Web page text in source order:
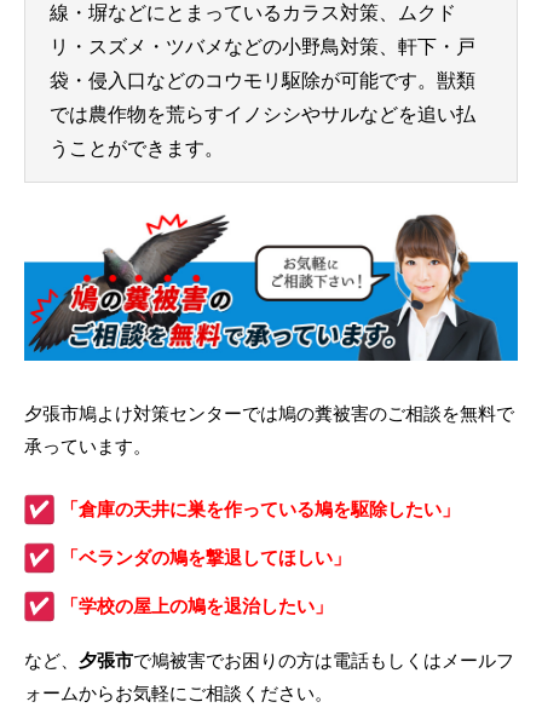
線・塀などにとまっているカラス対策、ムクド
リ・スズメ・ツバメなどの小野鳥対策、軒下・戸
袋・侵入口などのコウモリ駆除が可能です。獣類
では農作物を荒らすイノシシやサルなどを追い払
うことができます。
夕張市鳩よけ対策センターでは鳩の糞被害のご相談を無料で
承っています。
「倉庫の天井に巣を作っている鳩を駆除したい」
「ベランダの鳩を撃退してほしい」
「学校の屋上の鳩を退治したい」
など、 夕張市で鳩被害でお困りの方は電話もしくはメールフ
ォームからお気軽にご相談ください。